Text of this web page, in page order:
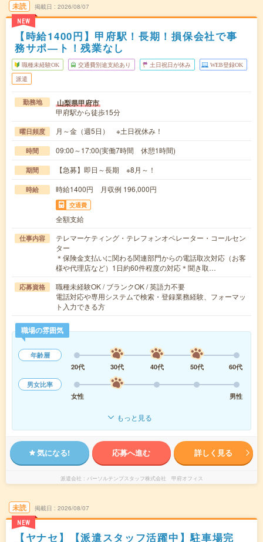
未読
NEW
掲載日 2026/08/07
【時給1400円】甲府駅！長期！損保会社で事
務サポ―ト！残業なし
職種未経験OK 交通費別途支給あり 土日祝日が休み WEB登録OK
派遣
勤務地 山梨県甲府市
甲府駅から徒歩15分
曜日頻度 月～金（週5日） ※土日祝休み！
時間 09:00～17:00(実働7時間 休憩1時間)
期間 【急募】即日～長期 ※8月～！
時給 時給1400円 月収例 196,000円
交通費
全額支給
仕事内容
テレマーケティング・テレフォンオペレーター・コールセン
ター
＊保険金支払いに関わる関連部門からの電話取次対応（お客
様や代理店など）1日約60件程度の対応＊聞き取…
応募資格
職種未経験OK / ブランクOK / 英語力不要
電話対応や専用システムで検索・登録業務経験、フォーマッ
ト入力できる方
職場の雰囲気
年齢層
20代
30代 40代 50代
60代
男女比率
女性
男性
もっと見る
気になる! 応募へ進む 詳しく見る
派遣会社 パーソルテンプスタッフ株式会社 甲府オフィス
未読
NEW
掲載日 2026/08/07
【ヤナセ】【派遣スタッフ活躍中】駐車場完